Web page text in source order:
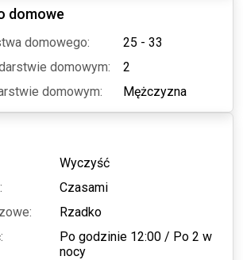
domowe
domowego:
25 - 33
domowym:
2
domowym:
Mężczyzna
Wyczyść
Czasami
Rzadko
Po godzinie 12:00 / Po 2 w
nocy